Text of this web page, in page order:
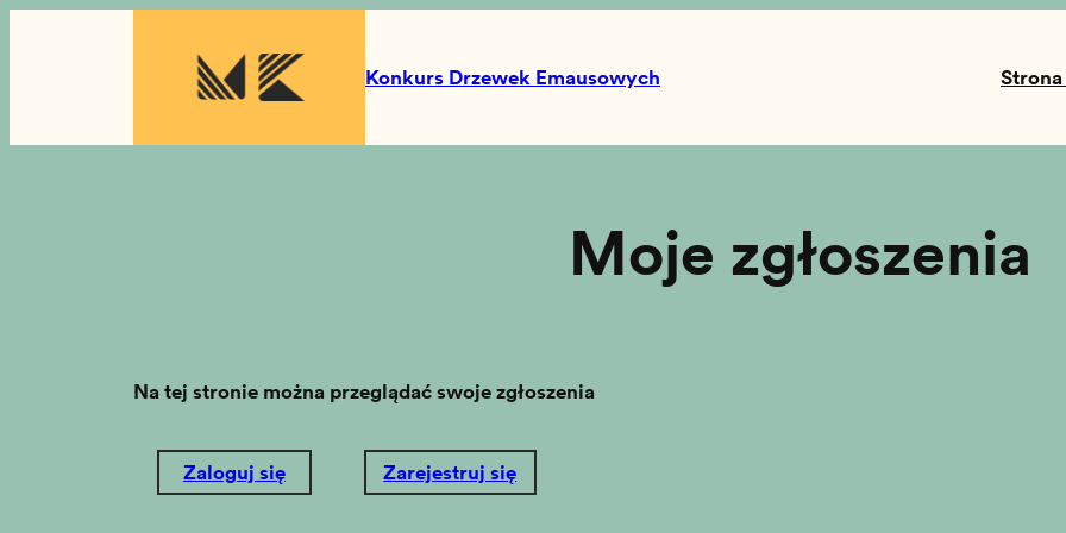
Konkurs Drzewek Emausowych
Moje zgłoszenia
Na tej stronie można przeglądać swoje zgłoszenia
Zaloguj się Zarejestruj się